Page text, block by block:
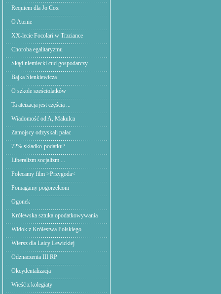
Requiem dla Jo Cox
O Atenie
XX-lecie Focolari w Trzciance
Choroba egalitaryzmu
Skąd niemiecki cud gospodarczy
Bajka Sienkiewicza
O szkole sześciolatków
Ta ateizacja jest częścią ...
Wiadomość od A, Makulca
Zamojscy odzyskali pałac
72% składko-podatku?
Liberalizm socjalizm ...
Polecamy film >Przygoda<
Pomagamy pogorzelcom
Ogonek
Królewska sztuka opodatkowywania
Widok z Królestwa Polskiego
Wiersz dla Laicy Lewickiej
Odznaczenia III RP
Okcydentalizacja
Wieść z kolegiaty